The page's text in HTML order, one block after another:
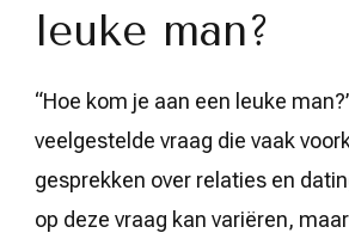
leuke man?
“Hoe kom je aan een leuke
veelgestelde vraag die vaak
gesprekken over relaties en
op deze vraag kan variëren,